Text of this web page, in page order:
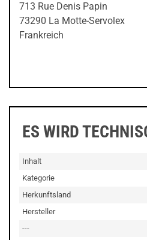
713 Rue Denis Papin
73290 La Motte-Servolex
Frankreich
ES WIRD
Inhalt
Kategorie
Herkunftsland
Hersteller
---